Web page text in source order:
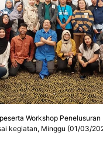
Workshop
kegiatan, Minggu (01/03/